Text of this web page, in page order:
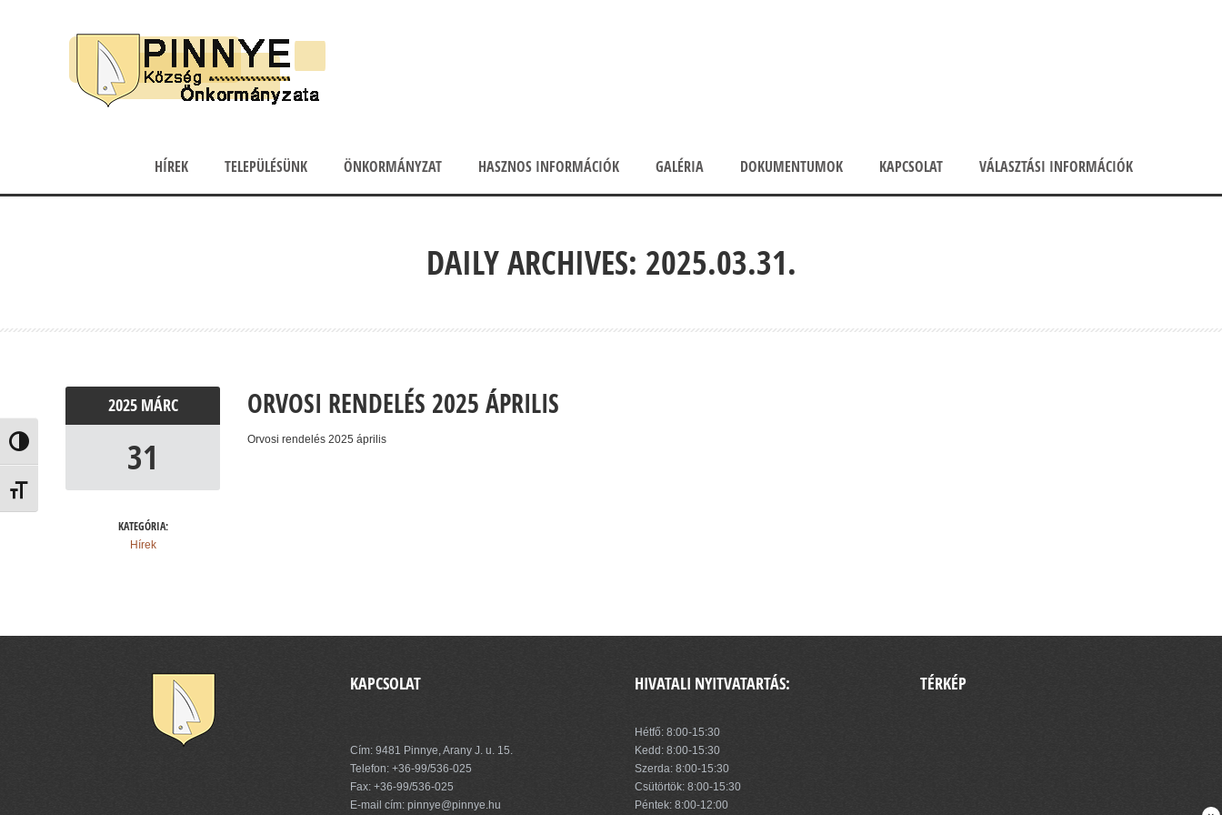
Nagy kontraszt váltása
Betűméret váltása
HÍREK TELEPÜLÉSÜNK ÖNKORMÁNYZAT HASZNOS INFORMÁCIÓK GALÉRIA DOKUMENTUMOK KAPCSOLAT VÁLASZTÁSI INFORMÁCIÓK
DAILY ARCHIVES: 2025.03.31.
2025 MÁRC
31
KATEGÓRIA:
Hírek
ORVOSI RENDELÉS 2025 ÁPRILIS
Orvosi rendelés 2025 április
KAPCSOLAT
Cím: 9481 Pinnye, Arany J. u. 15.
Telefon:+36-99/536-025
Fax: +36-99/536-025
E-mail cím: pinnye@pinnye.hu
HIVATALI NYITVATARTÁS:
Hétfő: 8:00-15:30
Kedd: 8:00-15:30
Szerda: 8:00-15:30
Csütörtök: 8:00-15:30
Péntek: 8:00-12:00
TÉRKÉP